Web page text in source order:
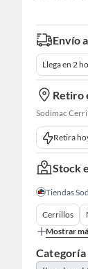
Envío
Llega en 2
Retiro
Retira
Stock
Tiendas
Cerrillos
Mostrar
Categoría